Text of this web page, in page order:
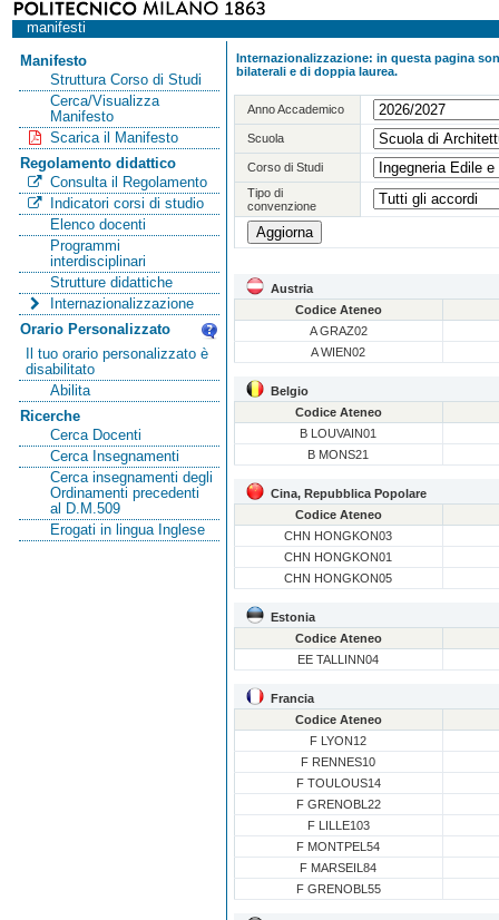
manifesti
Manifesto
Struttura Corso di Studi
Cerca/Visualizza
Manifesto
Scarica il Manifesto
Regolamento didattico
Consulta il Regolamento
Indicatori corsi di studio
Elenco docenti
Programmi
interdisciplinari
Strutture didattiche
Internazionalizzazione
Orario Personalizzato
Il tuo orario personalizzato è
disabilitato
Abilita
Ricerche
Cerca Docenti
Cerca Insegnamenti
Cerca insegnamenti degli
Ordinamenti precedenti
al D.M.509
Erogati in lingua Inglese
Internazionalizzazione: in questa pagina
bilaterali e di doppia laurea.
Anno Accademico
Scuola
Corso di Studi
Tipo di
convenzione
Austria
Codice Ateneo
A GRAZ02
A WIEN02
Belgio
Codice Ateneo
B LOUVAIN01
B MONS21
Cina, Repubblica Popolare
Codice Ateneo
CHN HONGKON03
CHN HONGKON01
CHN HONGKON05
Estonia
Codice Ateneo
EE TALLINN04
Francia
Codice Ateneo
F LYON12
F RENNES10
F TOULOUS14
F GRENOBL22
F LILLE103
F MONTPEL54
F MARSEIL84
F GRENOBL55